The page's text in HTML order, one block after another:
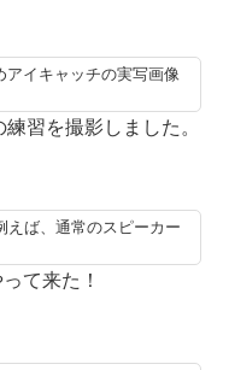
イキャッチの実写画像
習を撮影しました。
えば、通常のスピーカー
て来た！